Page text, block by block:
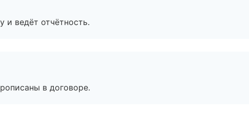
и ведёт отчётность.
в договоре.